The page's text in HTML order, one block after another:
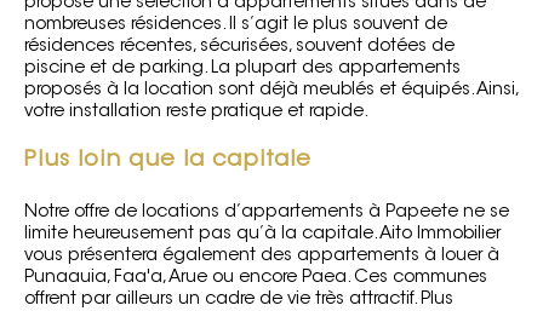
nombreuses résidences. Il s’agit le plus souvent de
résidences récentes, sécurisées, souvent dotées de
piscine et de parking. La plupart des appartements
proposés à la location sont déjà meublés et équipés. Ainsi,
votre installation reste pratique et rapide.
Plus loin que la capitale
Notre offre de locations d’appartements à Papeete ne se
limite heureusement pas qu’à la capitale. Aito Immobilier
vous présentera également des appartements à louer à
Punaauia, Faa'a, Arue ou encore Paea. Ces communes
offrent par ailleurs un cadre de vie très attractif. Plus